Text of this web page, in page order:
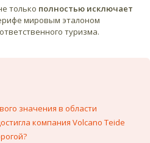
только полностью исключает
мировым эталоном
туризма.
значения в области
компания Volcano Teide